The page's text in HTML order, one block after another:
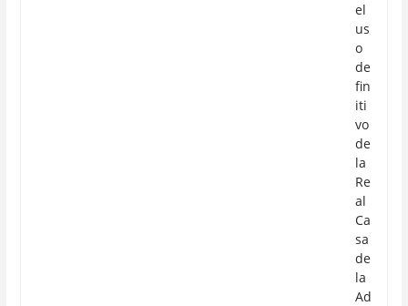
el
us
o
de
fin
iti
vo
de
la
Re
al
Ca
sa
de
la
Ad